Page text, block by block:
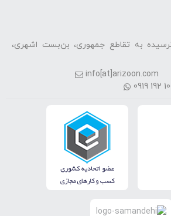
نرسیده به تقاطع جمهوری، بن‌بست اشهری،
info[at]arizoon.com
0919 192